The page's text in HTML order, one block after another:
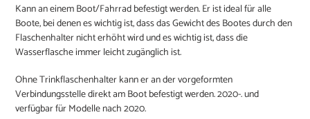
wird
zum
Warenkorb
hinzugefügt
Kann an einem Boot/Fahrrad befestigt werden. Er ist ideal für alle
Boote, bei denen es wichtig ist, dass das Gewicht des Bootes durch den
Flaschenhalter nicht erhöht wird und es wichtig ist, dass die
Wasserflasche immer leicht zugänglich ist.
Ohne Trinkflaschenhalter kann er an der vorgeformten
Verbindungsstelle direkt am Boot befestigt werden. 2020-. und
verfügbar für Modelle nach 2020.